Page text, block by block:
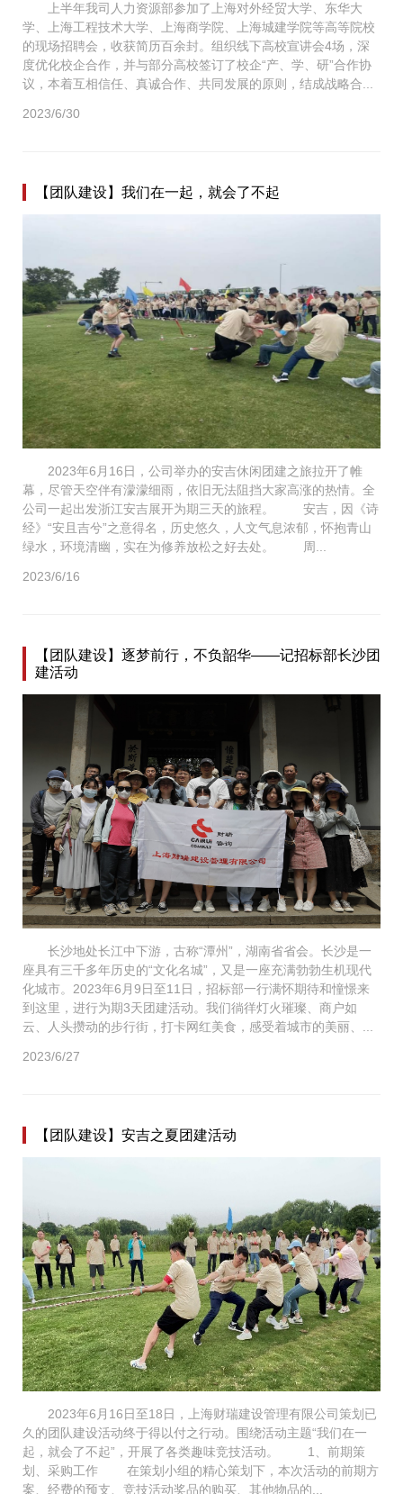
上半年我司人力资源部参加了上海对外经贸大学、东华大
学、上海工程技术大学、上海商学院、上海城建学院等高等院校
的现场招聘会，收获简历百余封。组织线下高校宣讲会4场，深
度优化校企合作，并与部分高校签订了校企“产、学、研”合作协
议，本着互相信任、真诚合作、共同发展的原则，结成战略合...
2023/6/30
【团队建设】我们在一起，就会了不起
2023年6月16日，公司举办的安吉休闲团建之旅拉开了帷
幕，尽管天空伴有濛濛细雨，依旧无法阻挡大家高涨的热情。全
公司一起出发浙江安吉展开为期三天的旅程。 安吉，因《诗
经》“安且吉兮”之意得名，历史悠久，人文气息浓郁，怀抱青山
绿水，环境清幽，实在为修养放松之好去处。 周...
2023/6/16
【团队建设】逐梦前行，不负韶华——记招标部长沙团
建活动
长沙地处长江中下游，古称“潭州”，湖南省省会。长沙是一
座具有三千多年历史的“文化名城”，又是一座充满勃勃生机现代
化城市。2023年6月9日至11日，招标部一行满怀期待和憧憬来
到这里，进行为期3天团建活动。我们徜徉灯火璀璨、商户如
云、人头攒动的步行街，打卡网红美食，感受着城市的美丽、...
2023/6/27
【团队建设】安吉之夏团建活动
2023年6月16日至18日，上海财瑞建设管理有限公司策划已
久的团队建设活动终于得以付之行动。围绕活动主题“我们在一
起，就会了不起”，开展了各类趣味竞技活动。 1、前期策
划、采购工作 在策划小组的精心策划下，本次活动的前期方
案、经费的预支、竞技活动奖品的购买、其他物品的...